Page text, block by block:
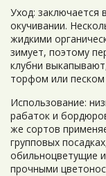
Уход: заключается
окучивании.
жидкими
зимует, поэтому
клубни
торфом или
Использование:
рабаток и
же сортов
групповых
обильноцветущие
прочными